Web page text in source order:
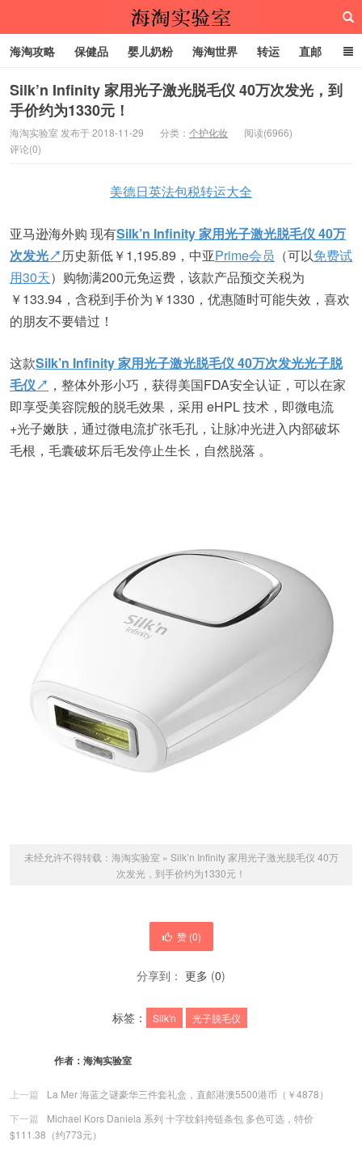
海淘实验室
海淘攻略 保健品 婴儿奶粉 海淘世界 转运 直邮
代购服务
Silk’n Infinity 家用光子激光脱毛仪 40万次发光，到
手价约为1330元！
海淘实验室 发布于 2018-11-29 分类： 个护化妆
阅读(6966)
评论(0)
美德日英法包税转运大全
亚马逊海外购 现有Silk’n Infinity 家用光子激光脱毛仪 40万
次发光↗历史新低￥1,195.89 ，中亚Prime会员 （可以免费试
用30天）购物满200元免运费，该款产品预交关税为
￥133.94，含税到手价为￥1330，优惠随时可能失效，喜欢
的朋友不要错过！
这款Silk’n Infinity 家用光子激光脱毛仪 40万次发光光子脱
毛仪↗ ，整体外形小巧，获得美国FDA安全认证，可以在家
即享受美容院般的脱毛效果，采用 eHPL 技术，即微电流
+光子嫩肤，通过微电流扩张毛孔，让脉冲光进入内部破坏
毛根，毛囊破坏后毛发停止生长，自然脱落 。
未经允许不得转载： 海淘实验室 » Silk’n Infinity 家用光子激光脱毛仪 40万
次发光，到手价约为1330元！
赞 (0)
分享到： 更多 (0)
标签： Silk'n 光子脱毛仪
作者： 海淘实验室
上一篇
La Mer 海蓝之谜豪华三件套礼盒，直邮港澳5500港币（￥4878）
下一篇
Michael Kors Daniela 系列 十字纹斜挎链条包 多色可选，特价
$111.38（约773元）